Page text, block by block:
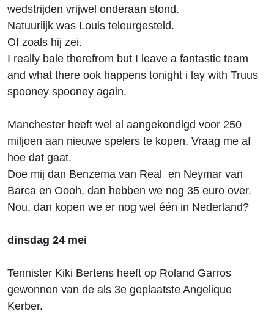
wedstrijden vrijwel onderaan stond.
Natuurlijk was Louis teleurgesteld.
Of zoals hij zei.
I really bale therefrom but I leave a fantastic team
and what there ook happens tonight i lay with Truus
spooney spooney again.
Manchester heeft wel al aangekondigd voor 250
miljoen aan nieuwe spelers te kopen. Vraag me af
hoe dat gaat.
Doe mij dan Benzema van Real en Neymar van
Barca en Oooh, dan hebben we nog 35 euro over.
Nou, dan kopen we er nog wel één in Nederland?
dinsdag 24 mei
Tennister Kiki Bertens heeft op Roland Garros
gewonnen van de als 3e geplaatste Angelique
Kerber.